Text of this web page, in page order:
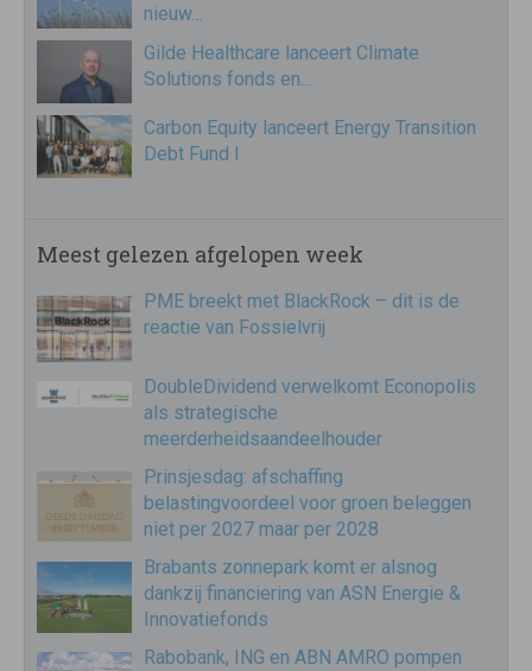
nieuw…
Gilde Healthcare lanceert Climate
Solutions fonds en…
Carbon Equity lanceert Energy Transition
Debt Fund I
Meest gelezen afgelopen week
PME breekt met BlackRock – dit is de
reactie van Fossielvrij
DoubleDividend verwelkomt Econopolis
als strategische
meerderheidsaandeelhouder
Prinsjesdag: afschaffing
belastingvoordeel voor groen beleggen
niet per 2027 maar per 2028
Brabants zonnepark komt er alsnog
dankzij financiering van ASN Energie &
Innovatiefonds
Rabobank, ING en ABN AMRO pompen